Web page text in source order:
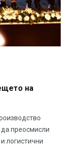
на
преосмисли
логистични